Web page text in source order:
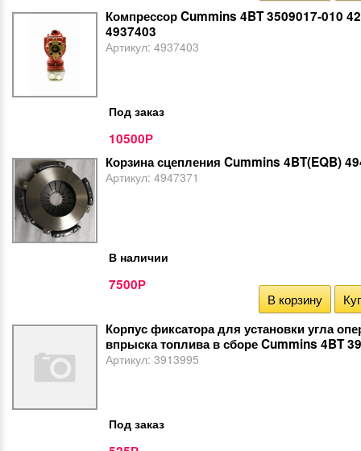
Компрессор Cummins 4BT 3509017-010
4937403
Артикул: 4937403
Под заказ
10500Р
Корзина сцепления Cummins 4BT(EQB)
Артикул: 4947371
В наличии
7500Р
В корзину
Корпус фиксатора для установки угла
впрыска топлива в сборе Cummins 4BT
Артикул: 3913995
Под заказ